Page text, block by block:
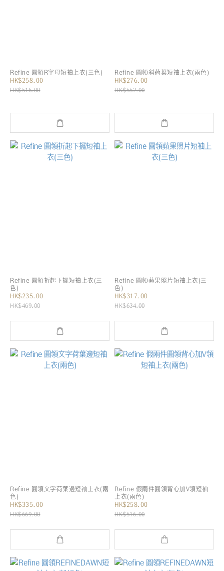
Refine 圓領R字母短袖上衣(三色)
HK$258.00
HK$516.00
Refine 圓領斜荷葉短袖上衣(兩色)
HK$276.00
HK$552.00
Refine 圓領折起下擺短袖上衣(三
色)
HK$235.00
HK$469.00
Refine 圓領蘋果照片短袖上衣(三
色)
HK$317.00
HK$634.00
Refine 圓領文字荷葉邊短袖上衣(兩
色)
HK$335.00
HK$669.00
Refine 假兩件圓領背心加V領短袖
上衣(兩色)
HK$258.00
HK$516.00